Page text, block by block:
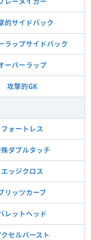
的サイドバック
ラップサイドバック
ーバーラップ
攻撃的GK
フォートレス
ダブルタッチ
エッジクロス
リッツカーブ
レットヘッド
クセルバースト